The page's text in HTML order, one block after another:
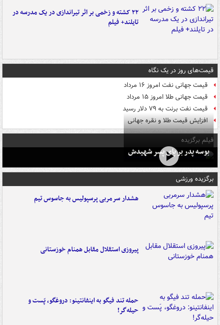
۲۲ کشته و زخمی بر اثر تیراندازی در یک مدرسه در
تایلند+ فیلم
قیمت‌های روز در یک نگاه
قیمت جهانی نفت امروز ۱۶ مرداد
قیمت جهانی طلا امروز ۱۵ مرداد
قیمت نفت برنت به ۷۹ دلار رسید
افزایش قیمت طلا و نقره جهانی
فیلم برگزیده
بوسه‌ پدر بر پای پسر شهیدش
برگزیده ورزشی
هشدار سرمربی پرسپولیس به جاسوس تیم
پیروزی استقلال مقابل همنام خوزستانی
حمله تند فیگو به اینفانتینو: دروغگو، پَست‌ و
حیله‌گر!